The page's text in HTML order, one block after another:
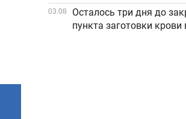
03.08
Осталось три дня до
пункта заготовки крови